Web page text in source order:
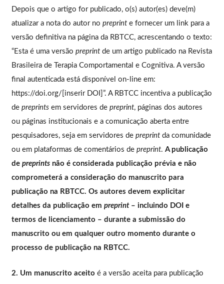
Depois que o artigo for publicado, o(s) autor(es) deve(m)
atualizar a nota do autor no preprint e fornecer um link para a
versão definitiva na página da RBTCC, acrescentando o texto:
“Esta é uma versão preprint de um artigo publicado na Revista
Brasileira de Terapia Comportamental e Cognitiva. A versão
final autenticada está disponível on-line em:
https://doi.org/[inserir DOI]”. A RBTCC incentiva a publicação
de preprintsem servidores de preprint, páginas dos autores
ou páginas institucionais e a comunicação aberta entre
pesquisadores, seja em servidores de preprintda comunidade
ou em plataformas de comentários de preprint. A publicação
de preprintsnão é considerada publicação prévia e não
comprometerá a consideração do manuscrito para
publicação na RBTCC. Os autores devem explicitar
detalhes da publicação em preprint– incluindo DOI e
termos de licenciamento – durante a submissão do
manuscrito ou em qualquer outro momento durante o
processo de publicação na RBTCC.
2. Um manuscrito aceito é a versão aceita para publicação